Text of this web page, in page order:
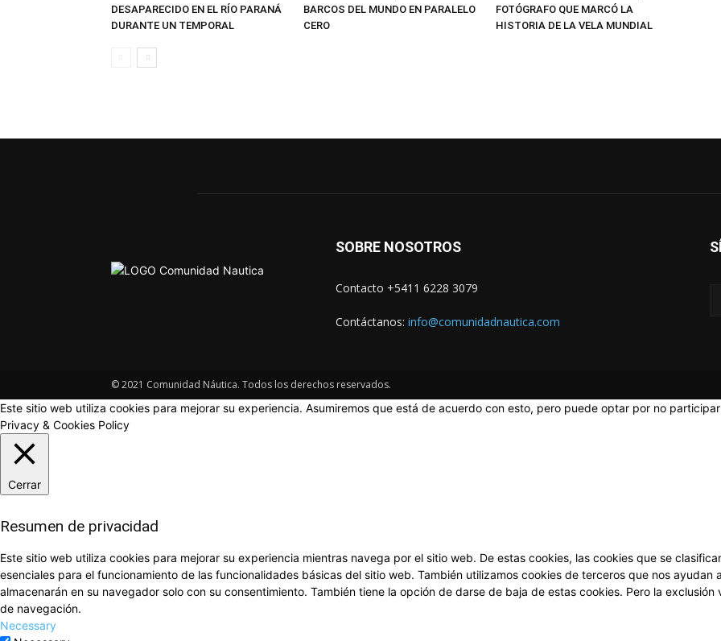
DESAPARECIDO EN EL RÍO PARANÁ
DURANTE UN TEMPORAL
BARCOS DEL MUNDO EN PARALELO
CERO
FOTÓGRAFO QUE MARCÓ LA
HISTORIA DE LA VELA MUNDIAL
SOBRE NOSOTROS
Contacto +5411 6228 3079
Contáctanos: info@comunidadnautica.com
© 2021 Comunidad Náutica. Todos los derechos reservados.
Este sitio web utiliza cookies para mejorar su experiencia. Asumiremos que está de acuerdo con esto, pero puede optar por no
Privacy & Cookies Policy
Cerrar
Resumen de privacidad
Este sitio web utiliza cookies para mejorar su experiencia mientras navega por el sitio web. De estas cookies, las cookies que se
esenciales para el funcionamiento de las funcionalidades básicas del sitio web. También utilizamos cookies de terceros que nos
almacenarán en su navegador solo con su consentimiento. También tiene la opción de darse de baja de estas cookies. Pero la
de navegación.
Necessary